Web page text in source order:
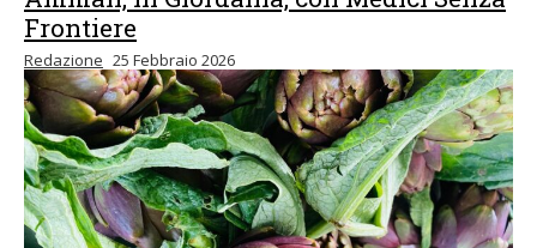
Frontiere
Redazione 25 Febbraio 2026